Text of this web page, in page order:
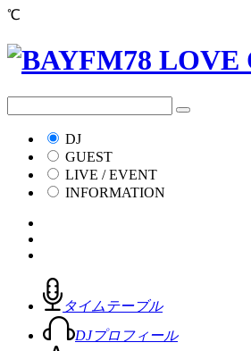
℃
DJ
GUEST
LIVE / EVENT
INFORMATION
タイムテーブル
DJプロフィール